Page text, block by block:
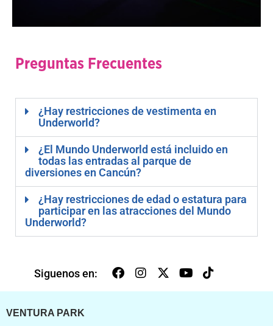
Preguntas Frecuentes
¿Hay restricciones de vestimenta en
Underworld?
¿El Mundo Underworld está incluido en
todas las entradas al parque de
diversiones en Cancún?
¿Hay restricciones de edad o estatura para
participar en las atracciones del Mundo
Underworld?
Siguenos en:
VENTURA PARK